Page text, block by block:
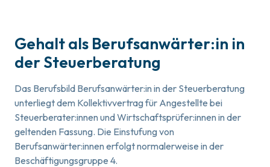
Gehalt als Berufsanwärter:in in
der Steuerberatung
Das Berufsbild Berufsanwärter:in in der Steuerberatung
unterliegt dem Kollektivvertrag für Angestellte bei
Steuerberater:innen und Wirtschaftsprüfer:innen in der
geltenden Fassung. Die Einstufung von
Berufsanwärter:innen erfolgt normalerweise in der
Beschäftigungsgruppe 4.